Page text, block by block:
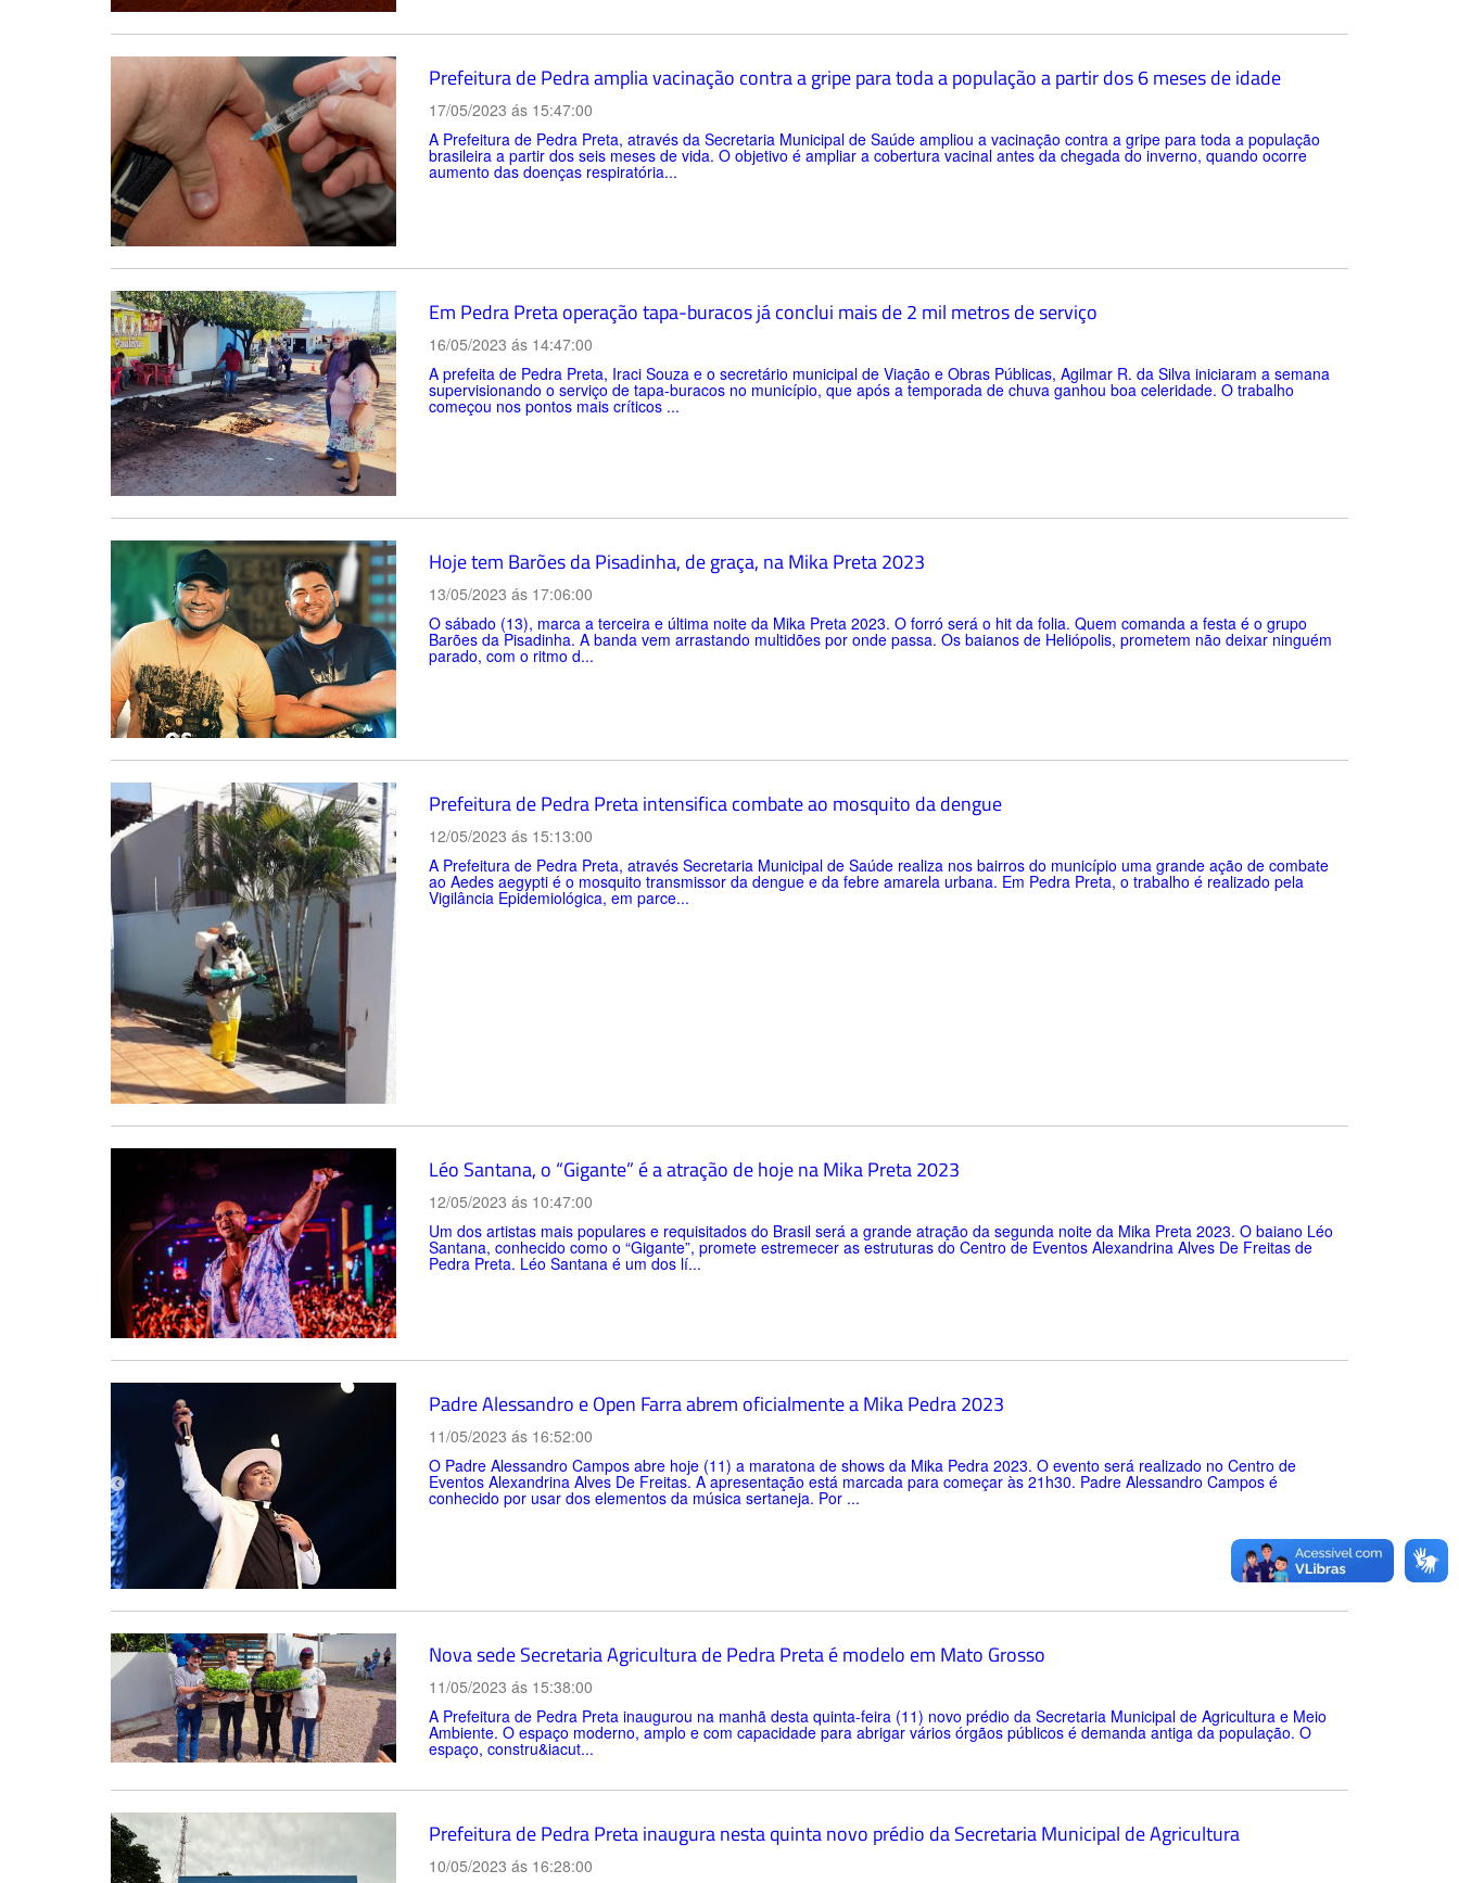
Prefeitura de Pedra amplia vacinação contra a gripe para toda a população a partir dos 6 meses de idade
17/05/2023 ás 15:47:00
A Prefeitura de Pedra Preta, através da Secretaria Municipal de Saúde ampliou a vacinação contra a gripe para toda a população
brasileira a partir dos seis meses de vida. O objetivo é ampliar a cobertura vacinal antes da chegada do inverno, quando ocorre
aumento das doenças respiratória...
Em Pedra Preta operação tapa-buracos já conclui mais de 2 mil metros de serviço
16/05/2023 ás 14:47:00
A prefeita de Pedra Preta, Iraci Souza e o secretário municipal de Viação e Obras Públicas, Agilmar R. da Silva iniciaram a semana
supervisionando o serviço de tapa-buracos no município, que após a temporada de chuva ganhou boa celeridade. O trabalho
começou nos pontos mais críticos ...
Hoje tem Barões da Pisadinha, de graça, na Mika Preta 2023
13/05/2023 ás 17:06:00
O sábado (13), marca a terceira e última noite da Mika Preta 2023. O forró será o hit da folia. Quem comanda a festa é o grupo
Barões da Pisadinha. A banda vem arrastando multidões por onde passa. Os baianos de Heliópolis, prometem não deixar ninguém
parado, com o ritmo d...
Prefeitura de Pedra Preta intensifica combate ao mosquito da dengue
12/05/2023 ás 15:13:00
A Prefeitura de Pedra Preta, através Secretaria Municipal de Saúde realiza nos bairros do município uma grande ação de combate
ao Aedes aegypti é o mosquito transmissor da dengue e da febre amarela urbana. Em Pedra Preta, o trabalho é realizado pela
Vigilância Epidemiológica, em parce...
Léo Santana, o “Gigante” é a atração de hoje na Mika Preta 2023
12/05/2023 ás 10:47:00
Um dos artistas mais populares e requisitados do Brasil será a grande atração da segunda noite da Mika Preta 2023. O baiano Léo
Santana, conhecido como o “Gigante”, promete estremecer as estruturas do Centro de Eventos Alexandrina Alves De Freitas de
Pedra Preta. Léo Santana é um dos lí...
Padre Alessandro e Open Farra abrem oficialmente a Mika Pedra 2023
11/05/2023 ás 16:52:00
O Padre Alessandro Campos abre hoje (11) a maratona de shows da Mika Pedra 2023. O evento será realizado no Centro de
Eventos Alexandrina Alves De Freitas. A apresentação está marcada para começar às 21h30. Padre Alessandro Campos é
conhecido por usar dos elementos da música sertaneja. Por ...
Nova sede Secretaria Agricultura de Pedra Preta é modelo em Mato Grosso
11/05/2023 ás 15:38:00
A Prefeitura de Pedra Preta inaugurou na manhã desta quinta-feira (11) novo prédio da Secretaria Municipal de Agricultura e Meio
Ambiente. O espaço moderno, amplo e com capacidade para abrigar vários órgãos públicos é demanda antiga da população. O
espaço, constru&iacut...
Prefeitura de Pedra Preta inaugura nesta quinta novo prédio da Secretaria Municipal de Agricultura
10/05/2023 ás 16:28:00